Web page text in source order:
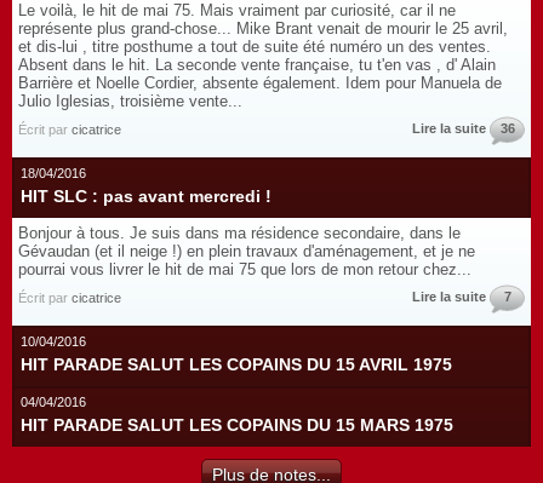
Le voilà, le hit de mai 75. Mais vraiment par curiosité, car il ne
représente plus grand-chose... Mike Brant venait de mourir le 25 avril,
et dis-lui , titre posthume a tout de suite été numéro un des ventes.
Absent dans le hit. La seconde vente française, tu t'en vas , d' Alain
Barrière et Noelle Cordier, absente également. Idem pour Manuela de
Julio Iglesias, troisième vente...
Écrit par cicatrice Lire la suite 36
18/04/2016
HIT SLC : pas avant mercredi !
Bonjour à tous. Je suis dans ma résidence secondaire, dans le
Gévaudan (et il neige !) en plein travaux d'aménagement, et je ne
pourrai vous livrer le hit de mai 75 que lors de mon retour chez...
Écrit par cicatrice Lire la suite 7
10/04/2016
HIT PARADE SALUT LES COPAINS DU 15 AVRIL 1975
04/04/2016
HIT PARADE SALUT LES COPAINS DU 15 MARS 1975
Plus de notes...